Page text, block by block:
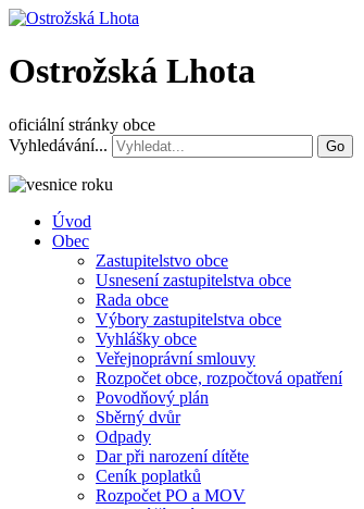
Ostrožská Lhota
oficiální stránky obce
Vyhledávání...
Go
Úvod
Obec
Zastupitelstvo obce
Usnesení zastupitelstva obce
Rada obce
Výbory zastupitelstva obce
Vyhlášky obce
Veřejnoprávní smlouvy
Rozpočet obce, rozpočtová opatření
Povodňový plán
Sběrný dvůr
Odpady
Dar při narození dítěte
Ceník poplatků
Rozpočet PO a MOV